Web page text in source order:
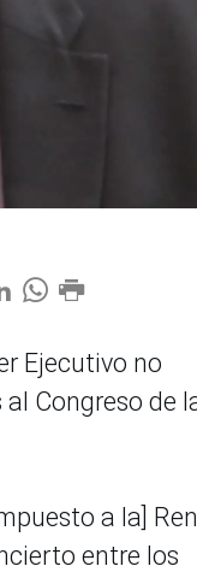
Ejecutivo no
Congreso de
a la]
entre los